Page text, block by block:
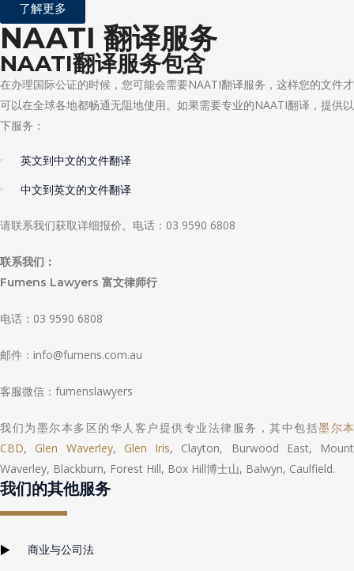
了解更多
NAATI 翻译服务
NAATI翻译服务包含
在办理国际公证的时候，您可能会需要NAATI翻译服务，这样您的文件才
可以在全球各地都畅通无阻地使用。如果需要专业的NAATI翻译，提供以
下服务：
英文到中文的文件翻译
中文到英文的文件翻译
请联系我们获取详细报价。电话：03 9590 6808
联系我们：
Fumens Lawyers 富文律师行
电话：03 9590 6808
邮件： info@fumens.com.au
客服微信：fumenslawyers
我们为墨尔本多区的华人客户提供专业法律服务，其中包括墨尔本
CBD, Glen Waverley, Glen Iris, Clayton, Burwood East, Mount
Waverley, Blackburn, Forest Hill, Box Hill博士山, Balwyn, Caulfield.
我们的其他服务
商业与公司法